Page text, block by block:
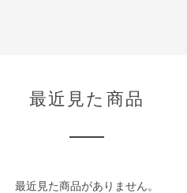
最近見た商品
最近見た商品がありません。